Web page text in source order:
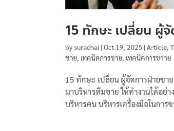
15 ทักษะ เปลี่ยน ผู้
bysurachai |Oct 19, 2025 |Article,
ขาย, เทคนิคการขาย, เทคนิคการขาาย
15 ทักษะ เปลี่ยน ผู้จัดการฝ่ายขา
มาบริหารทีมขาย ให้ทำงานได้อย่
บริหารคน บริหารเครื่องมือในการข